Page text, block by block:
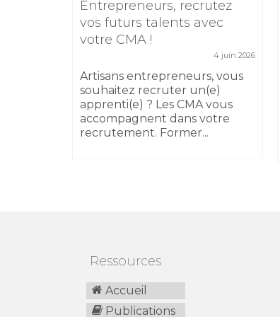
Entrepreneurs, recrutez
vos futurs talents avec
votre CMA !
4 juin 2026
Artisans entrepreneurs, vous
souhaitez recruter un(e)
apprenti(e) ? Les CMA vous
accompagnent dans votre
recrutement. Former...
Ressources
Accueil
Publications